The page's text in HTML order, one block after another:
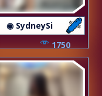
◉ SydneySi
1750